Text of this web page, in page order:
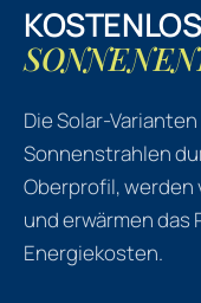
Die Solar-
Sonnenstrahlen
Oberprofil,
und erwärmen das
Energiekosten.